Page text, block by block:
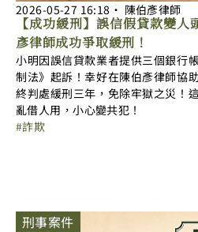
2026-05-27 16:18 ‧ 陳伯彥律師
【成功緩刑】誤信假貸款變
彥律師成功爭取緩刑！
小明因誤信貸款業者提供三個銀行
制法》起訴！幸好在陳伯彥律師協
終判處緩刑三年，免除牢獄之災！
亂借人用，小心變共犯！
詐欺
刑事案件